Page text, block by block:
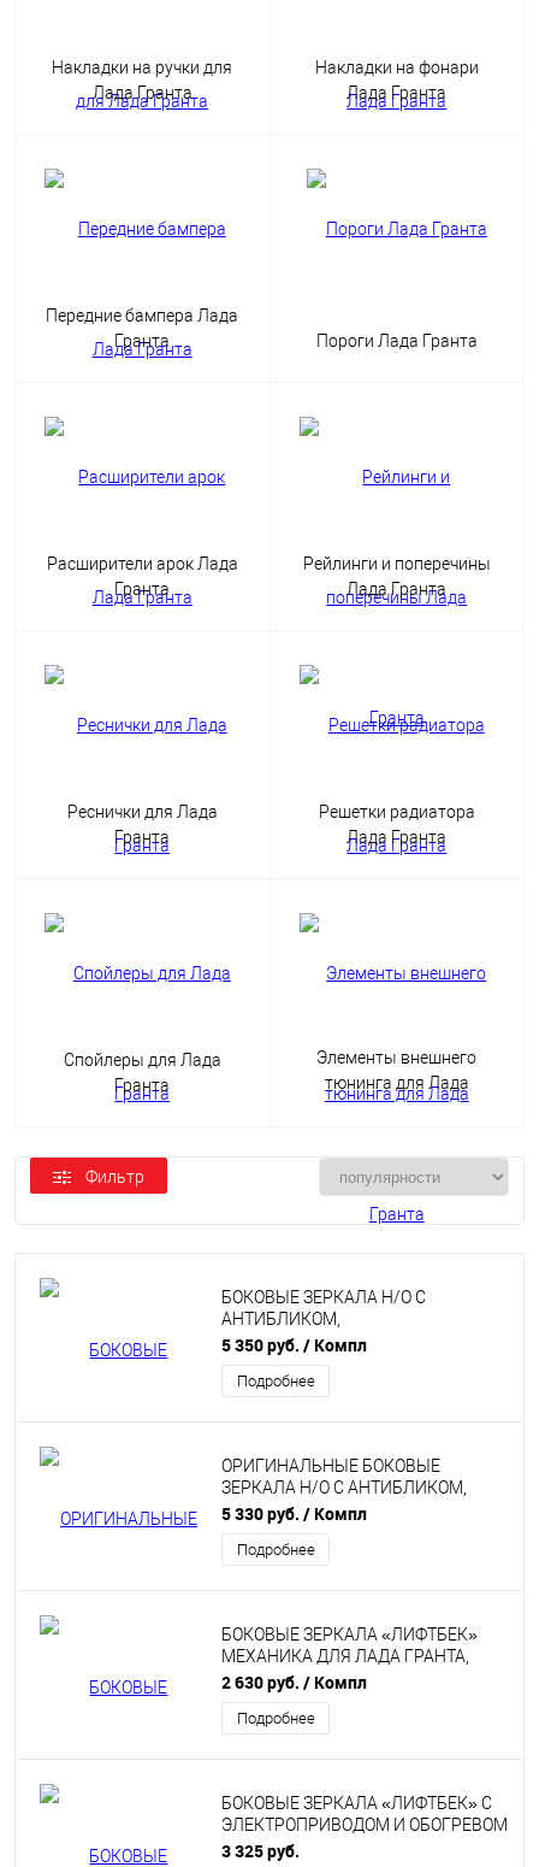
Накладки на ручки для
Лада Гранта
Накладки на фонари
Лада Гранта
Передние бампера Лада
Гранта
Пороги Лада Гранта
Расширители арок Лада
Гранта
Рейлинги и поперечины
Лада Гранта
Реснички для Лада
Гранта
Решетки радиатора
Лада Гранта
Спойлеры для Лада
Гранта
Элементы внешнего
тюнинга для Лада
Гранта
Фильтр
БОКОВЫЕ ЗЕРКАЛА Н/О С
АНТИБЛИКОМ,
ЭЛЕКТРОПРИВОДОМ И ОБОГРЕВОМ
В ЦВЕТ НА ЛАДА КАЛИНА, КАЛИНА
2, ГРАНТА, ДАТСУН
5 350 руб. / Компл
Подробнее
ОРИГИНАЛЬНЫЕ БОКОВЫЕ
ЗЕРКАЛА Н/О С АНТИБЛИКОМ,
ЭЛЕКТРОПРИВОДОМ И ОБОГРЕВОМ
В ЦВЕТ НА ЛАДА КАЛИНА, КАЛИНА
2, ГРАНТА, ДАТСУН
5 330 руб. / Компл
Подробнее
БОКОВЫЕ ЗЕРКАЛА «ЛИФТБЕК»
МЕХАНИКА ДЛЯ ЛАДА ГРАНТА,
КАЛИНА, КАЛИНА 2, DATSUN
2 630 руб. / Компл
Подробнее
БОКОВЫЕ ЗЕРКАЛА «ЛИФТБЕК» С
ЭЛЕКТРОПРИВОДОМ И ОБОГРЕВОМ
ДЛЯ ЛАДА ГРАНТА, КАЛИНА,
3 325 руб.